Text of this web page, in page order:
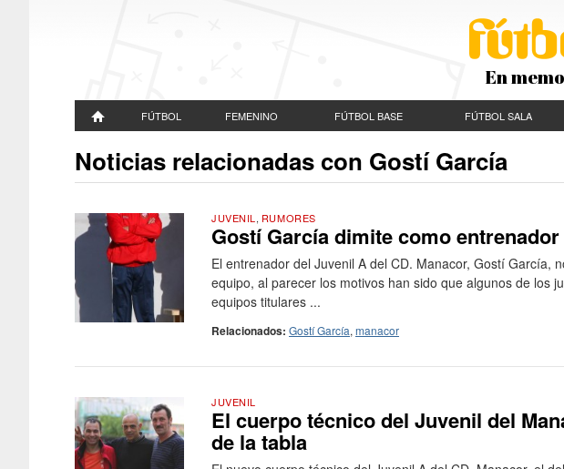
En
FÚTBOL FEMENINO FÚTBOL BASE FÚTBOL SALA
Noticias relacionadas con Gostí García
JUVENIL , RUMORES
Gostí García dimite como
El entrenador del Juvenil A del CD. Manacor, Gostí García,
equipo, al parecer los motivos han sido que algunos de los
equipos titulares ...
Relacionados: Gostí García, manacor
JUVENIL
El cuerpo técnico del Juvenil del
de la tabla